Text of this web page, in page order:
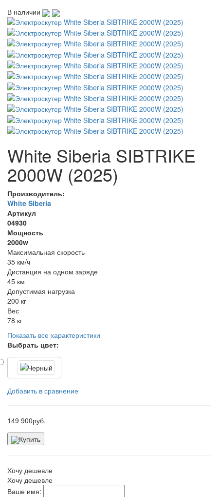
В наличии
White Siberia SIBTRIKE
2000W (2025)
Производитель:
White Siberia
Артикул
04930
Мощность
2000w
Максимальная скорость
35 км/ч
Дистанция на одном заряде
45 км
Допустимая нагрузка
200 кг
Вес
78 кг
Показать все характеристики
Выбрать цвет:
Добавить в сравнение
149 900руб.
Купить
Хочу дешевле
Хочу дешевле
Ваше имя: